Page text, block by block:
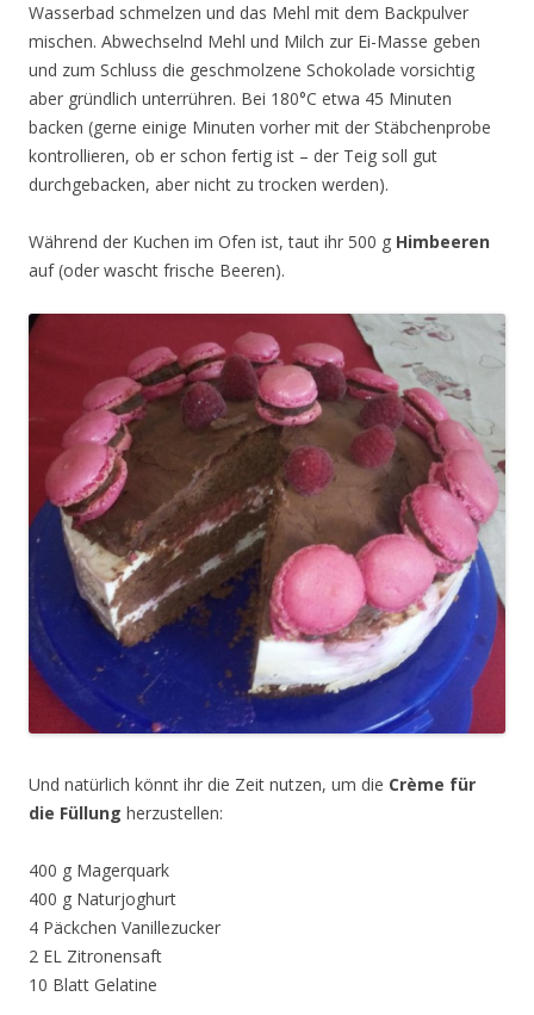
Wasserbad schmelzen und das Mehl mit dem Backpulver
mischen. Abwechselnd Mehl und Milch zur Ei-Masse geben
und zum Schluss die geschmolzene Schokolade vorsichtig
aber gründlich unterrühren. Bei 180°C etwa 45 Minuten
backen (gerne einige Minuten vorher mit der Stäbchenprobe
kontrollieren, ob er schon fertig ist – der Teig soll gut
durchgebacken, aber nicht zu trocken werden).
Während der Kuchen im Ofen ist, taut ihr 500 g Himbeeren
auf (oder wascht frische Beeren).
Und natürlich könnt ihr die Zeit nutzen, um die Crème für
die Füllung herzustellen:
400 g Magerquark
400 g Naturjoghurt
4 Päckchen Vanillezucker
2 EL Zitronensaft
10 Blatt Gelatine